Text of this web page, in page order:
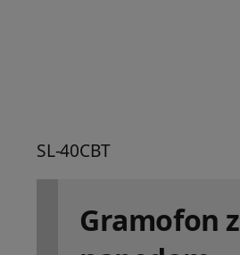
SL-40CBT
Gramofon z